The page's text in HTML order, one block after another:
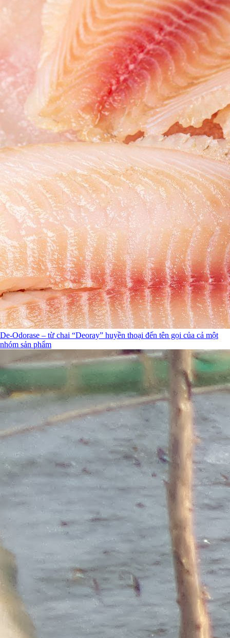
De-Odorase – từ chai “Deoray” huyền thoại đến tên gọi của cả một
nhóm sản phẩm